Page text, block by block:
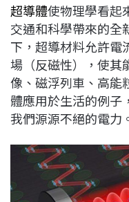
b
o
o
k
a
d
s
I
超導體使物理學看起
交通和科學帶來的全
下，超導材料允許電
場（反磁性），使其
像、磁浮列車、高能
體應用於生活的例子
我們源源不絕的電力